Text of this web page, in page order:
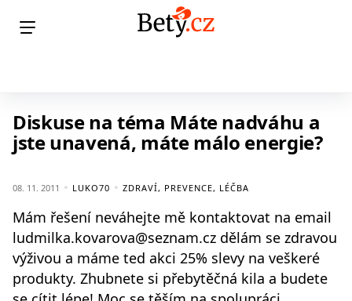
Diskuse na téma Máte nadváhu a
jste unavená, máte málo energie?
08. 11. 2011 LUKO70 ZDRAVÍ, PREVENCE, LÉČBA
Mám řešení neváhejte mě kontaktovat na email
ludmilka.kovarova@seznam.cz dělám se zdravou
výživou a máme ted akci 25% slevy na veškeré
produkty. Zhubnete si přebytěčná kila a budete